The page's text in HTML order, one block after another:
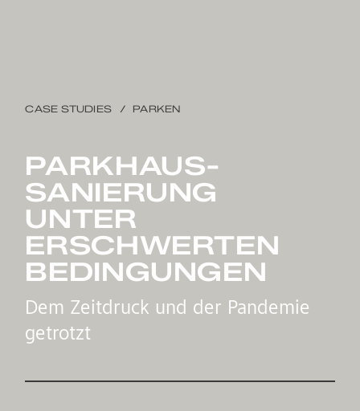
CASE STUDIES PARKEN
PARKHAUS­
SANIERUNG
UNTER
ERSCHWERTEN
BEDINGUNGEN
Dem Zeitdruck und der Pandemie
getrotzt